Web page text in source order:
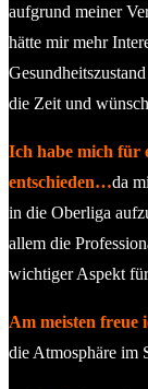
aufgrund meiner
hätte mir mehr
die Zeit und
Ich habe mich für
entschieden…da
in die Oberliga
allem die
wichtiger Aspekt
Am meisten
die Atmosphäre im